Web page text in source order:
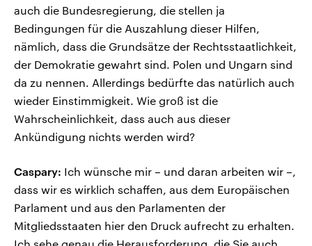
auch die Bundesregierung, die stellen ja
Bedingungen für die Auszahlung dieser Hilfen,
nämlich, dass die Grundsätze der Rechtsstaatlichkeit,
der Demokratie gewahrt sind. Polen und Ungarn sind
da zu nennen. Allerdings bedürfte das natürlich auch
wieder Einstimmigkeit. Wie groß ist die
Wahrscheinlichkeit, dass auch aus dieser
Ankündigung nichts werden wird?
Caspary: Ich wünsche mir – und daran arbeiten wir –,
dass wir es wirklich schaffen, aus dem Europäischen
Parlament und aus den Parlamenten der
Mitgliedsstaaten hier den Druck aufrecht zu erhalten.